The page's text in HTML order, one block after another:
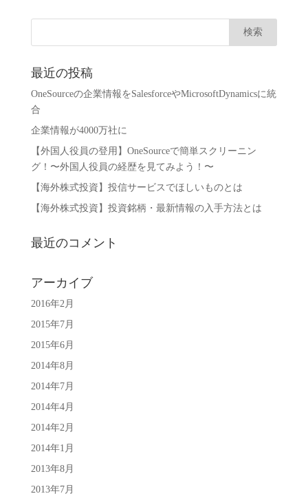
最近の投稿
OneSourceの企業情報をSalesforceやMicrosoftDynamicsに統
合
企業情報が4000万社に
【外国人役員の登用】OneSourceで簡単スクリーニン
グ！〜外国人役員の経歴を見てみよう！〜
【海外株式投資】投信サービスでほしいものとは
【海外株式投資】投資銘柄・最新情報の入手方法とは
最近のコメント
アーカイブ
2016年2月
2015年7月
2015年6月
2014年8月
2014年7月
2014年4月
2014年2月
2014年1月
2013年8月
2013年7月